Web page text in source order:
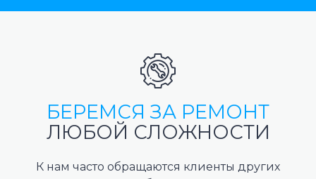
БЕРЕМСЯ ЗА РЕМОНТ
ЛЮБОЙ СЛОЖНОСТИ
К нам часто обращаются клиенты других